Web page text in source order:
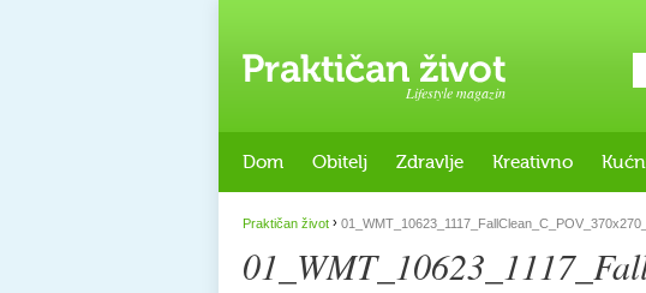
Lifestyle magazin
Dom Obitelj Zdravlje Kreativno
Praktičan život ›